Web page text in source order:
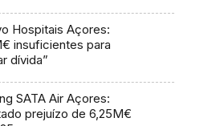
Hospitais Açores:
insuficientes para
dívida”
SATA Air Açores:
prejuízo de 6,25M€